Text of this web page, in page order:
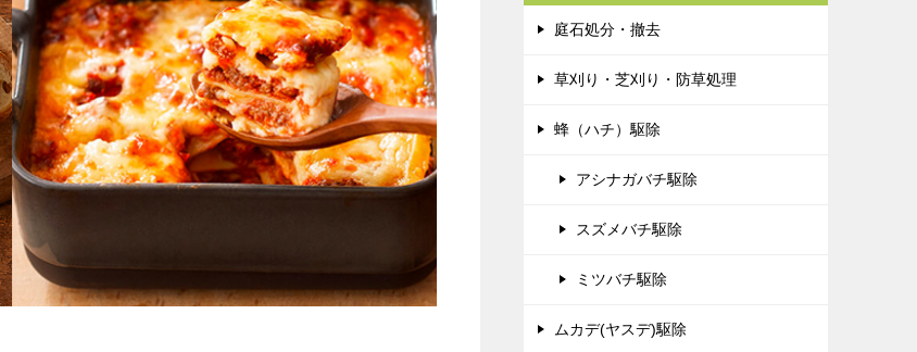
庭石処分・撤去
草刈り・芝刈り・防草処理
蜂（ハチ）駆除
アシナガバチ駆除
スズメバチ駆除
ミツバチ駆除
ムカデ(ヤスデ)駆除